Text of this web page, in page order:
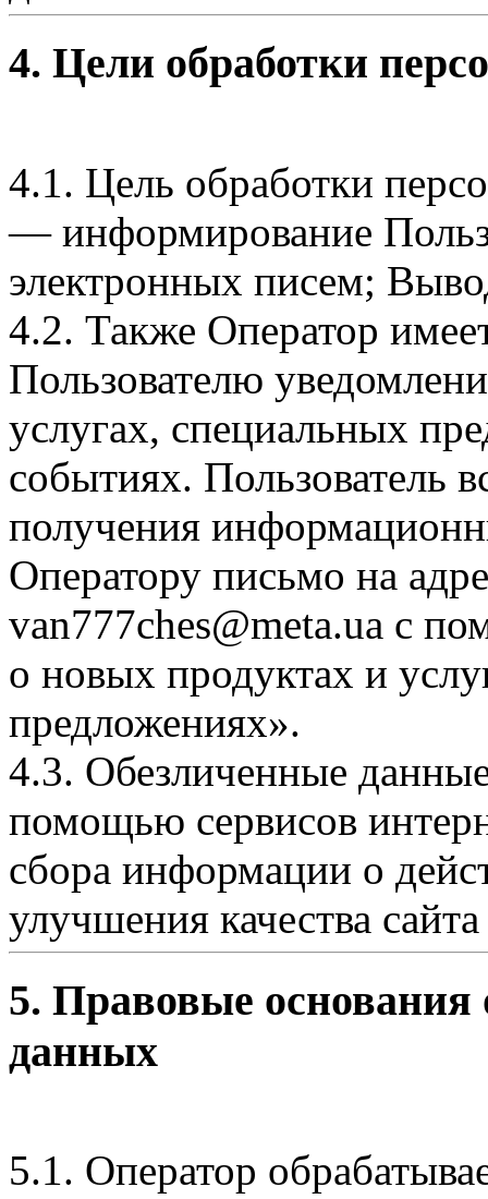
4. Цели обработки
4.1. Цель обработки
— информирование
электронных писем;
4.2. Также Оператор
Пользователю
услугах, специальных
событиях. Пользователь
получения
Оператору письмо на
van777ches@meta.ua с
о новых продуктах и
предложениях».
4.3. Обезличенные
помощью сервисов
сбора информации о
улучшения качества
5. Правовые основания
данных
5.1. Оператор